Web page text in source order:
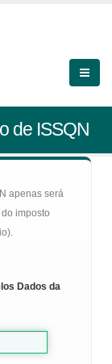
de ISSQN
apenas será
imposto
Dados da